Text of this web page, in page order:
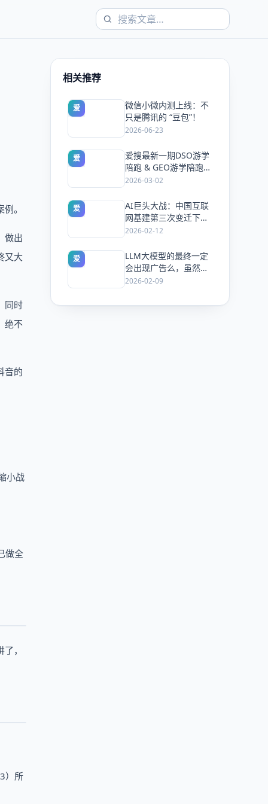
。
做出
又大
同时
绝不
音的
小战
做全
，
）所
相关推荐
爱
微信小微内测上线：不
只是腾讯的 “豆包”！
2026-06-23
爱
爱搜最新一期DSO游学
陪跑 & GEO游学陪跑双
课同开，5天手把手教
2026-03-02
爱
AI巨头大战：中国互联
网基建第三次变迁下的
风口与机会！
2026-02-12
爱
LLM大模型的最终一定
会出现广告么，虽然
ChatGPT 已经加了广
么？
2026-02-09